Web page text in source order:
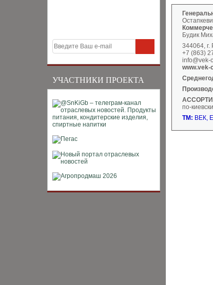
УЧАСТНИКИ ПРОЕКТА
Будик
344064, г.
+7 (863)
info@vek-
www.vek-
по-
ТМ: ВЕК,